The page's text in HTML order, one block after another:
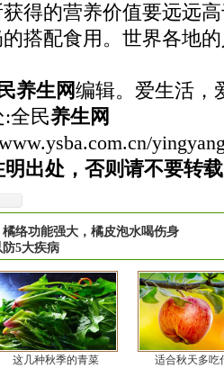
得的营养价值要远远
搭配食用。世界各地
养生网编辑。爱生活，
全民养生网
出处，否则请不要转
络功能强大，橘皮泡水喝伤身
5大疾病
这几种秋季的青菜 适合秋天多吃